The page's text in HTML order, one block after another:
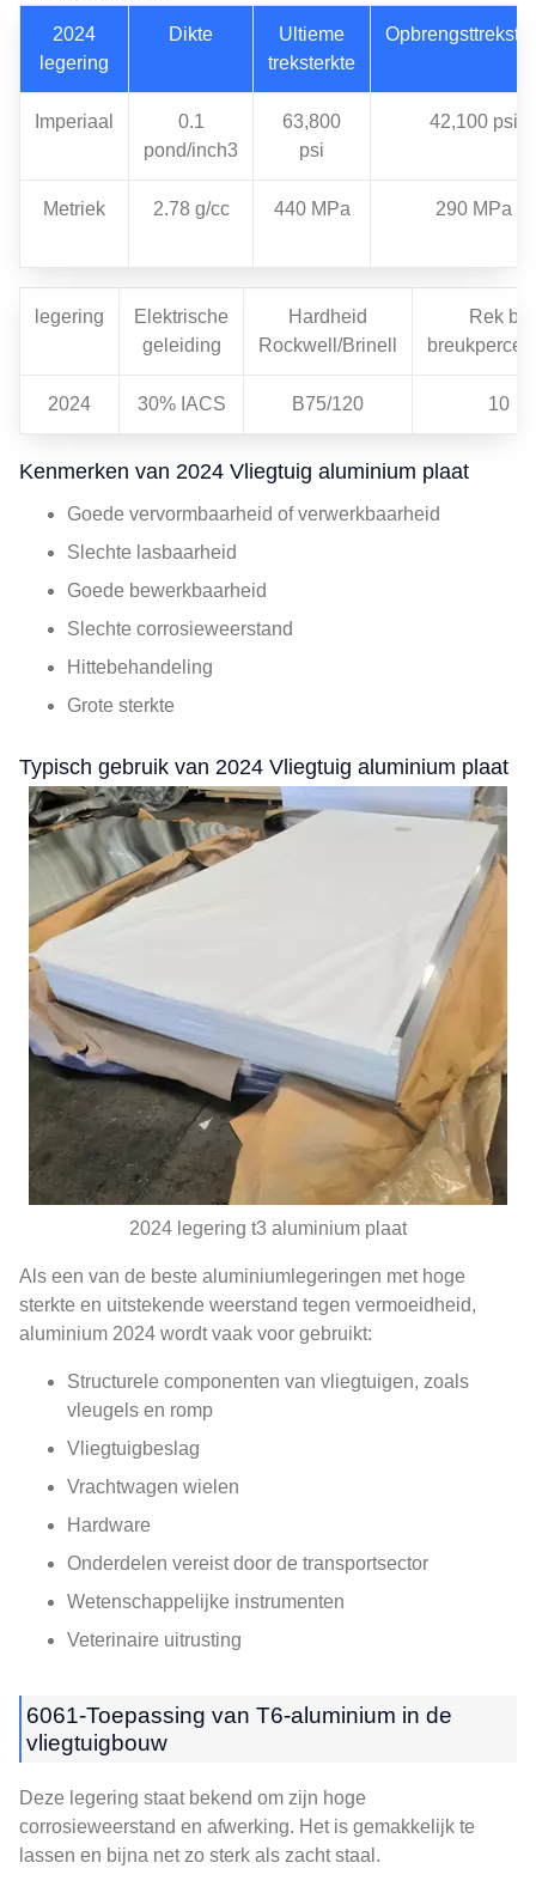
2024
legering
Dikte
Ultieme
treksterkte
Imperiaal
0.1
pond/inch3
63,800
psi
42,100 psi
Metriek 2.78 g/cc 440 MPa 290 MPa
legering
Elektrische
geleiding
Hardheid
Rockwell/Brinell
Rek bij
2024 30% IACS B75/120 10
Kenmerken van 2024 Vliegtuig aluminium plaat
Goede vervormbaarheid of verwerkbaarheid
Slechte lasbaarheid
Goede bewerkbaarheid
Slechte corrosieweerstand
Hittebehandeling
Grote sterkte
Typisch gebruik van 2024 Vliegtuig aluminium plaat
2024 legering t3 aluminium plaat
Als een van de beste aluminiumlegeringen met hoge
sterkte en uitstekende weerstand tegen vermoeidheid,
aluminium 2024 wordt vaak voor gebruikt:
Structurele componenten van vliegtuigen, zoals
vleugels en romp
Vliegtuigbeslag
Vrachtwagen wielen
Hardware
Onderdelen vereist door de transportsector
Wetenschappelijke instrumenten
Veterinaire uitrusting
6061-Toepassing van T6-aluminium in de
vliegtuigbouw
Deze legering staat bekend om zijn hoge
corrosieweerstand en afwerking. Het is gemakkelijk te
lassen en bijna net zo sterk als zacht staal.